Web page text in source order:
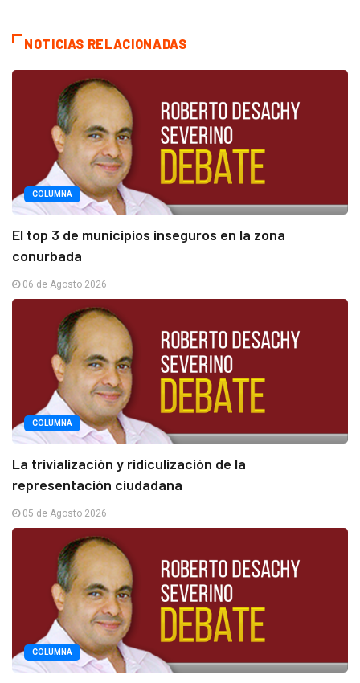
NOTICIAS RELACIONADAS
COLUMNA
El top 3 de municipios inseguros en la zona
conurbada
06 de Agosto 2026
COLUMNA
La trivialización y ridiculización de la
representación ciudadana
05 de Agosto 2026
COLUMNA